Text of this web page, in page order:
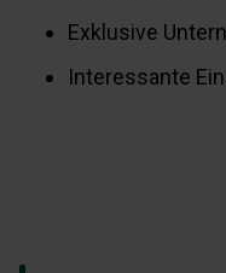
Exklusive
Interessante